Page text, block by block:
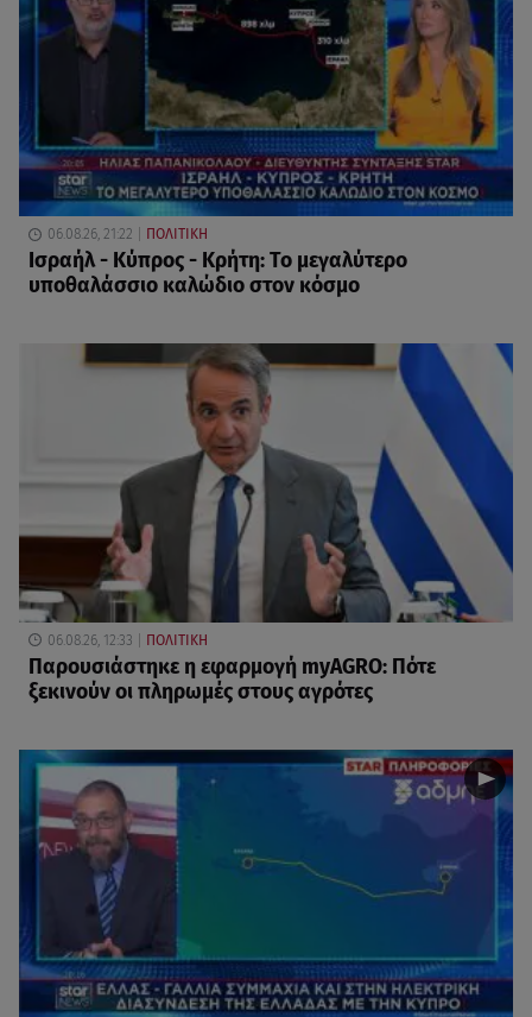
06.08.26, 21:22 ΠΟΛΙΤΙΚΗ
Ισραήλ - Κύπρος - Κρήτη: Το μεγαλύτερο
υποθαλάσσιο καλώδιο στον κόσμο
06.08.26, 12:33 ΠΟΛΙΤΙΚΗ
Παρουσιάστηκε η εφαρμογή myAGRO: Πότε
ξεκινούν οι πληρωμές στους αγρότες